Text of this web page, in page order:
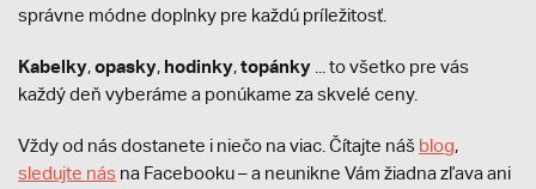
správne módne doplnky pre každú príležitosť.
Kabelky,opasky, hodinky,topánky ... to všetko pre vás
každý deň vyberáme a ponúkame za skvelé ceny.
Vždy od nás dostanete i niečo na viac. Čítajte náš blog,
sledujte nás na Facebooku – a neunikne Vám žiadna zľava ani